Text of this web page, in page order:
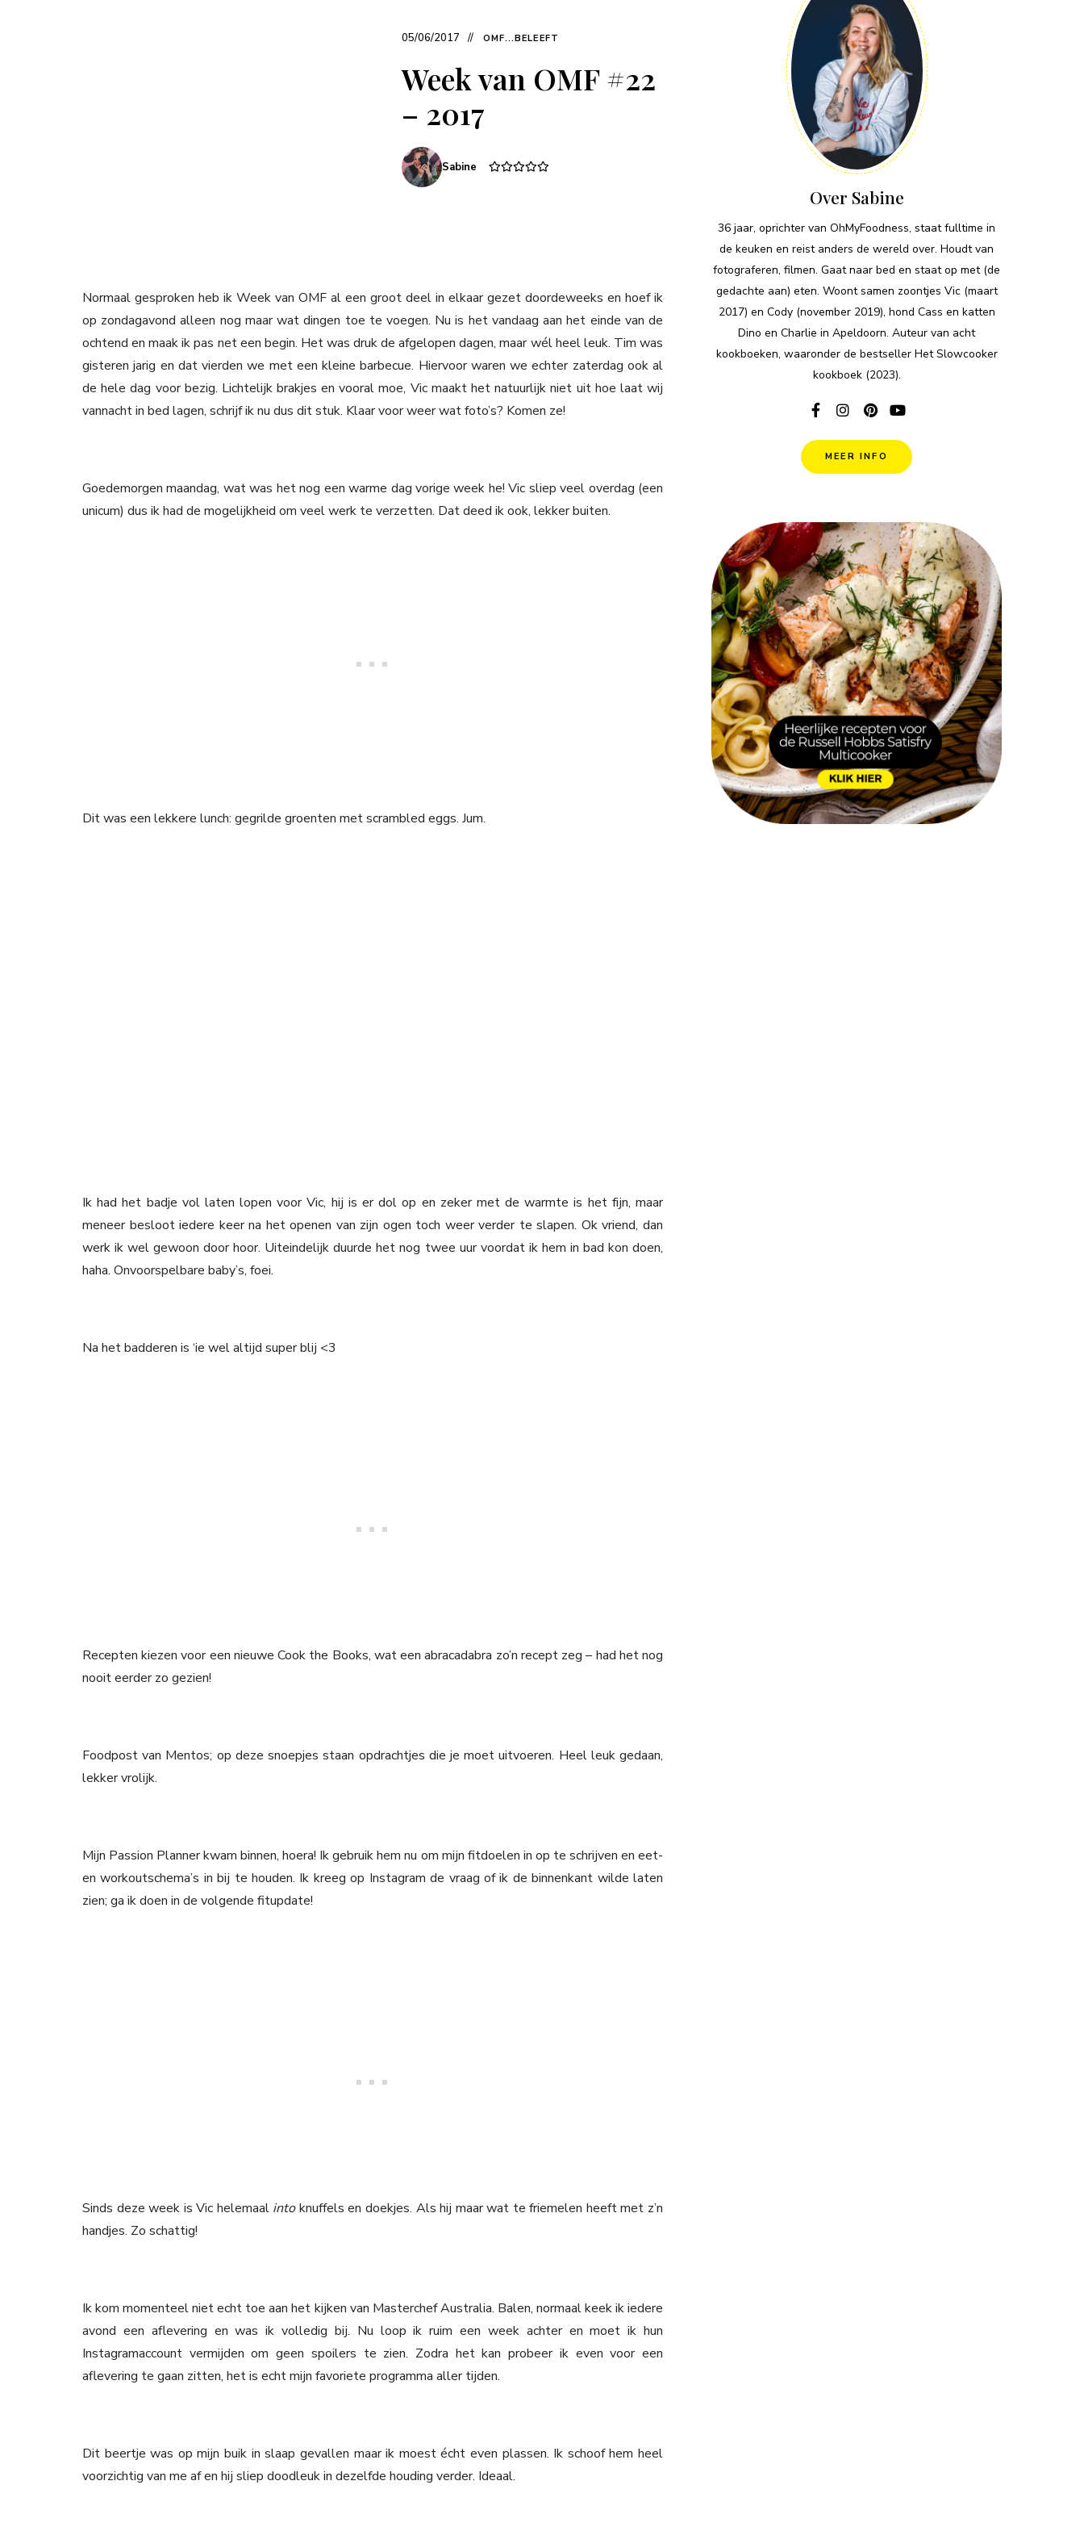
05/06/2017 OMF...BELEEFT
Week van OMF #22
– 2017
Sabine
Normaal gesproken heb ik Week van OMF al een groot deel in elkaar gezet doordeweeks en hoef ik
op zondagavond alleen nog maar wat dingen toe te voegen. Nu is het vandaag aan het einde van de
ochtend en maak ik pas net een begin. Het was druk de afgelopen dagen, maar wél heel leuk. Tim was
gisteren jarig en dat vierden we met een kleine barbecue. Hiervoor waren we echter zaterdag ook al
de hele dag voor bezig. Lichtelijk brakjes en vooral moe, Vic maakt het natuurlijk niet uit hoe laat wij
vannacht in bed lagen, schrijf ik nu dus dit stuk. Klaar voor weer wat foto’s? Komen ze!
Goedemorgen maandag, wat was het nog een warme dag vorige week he! Vic sliep veel overdag (een
unicum) dus ik had de mogelijkheid om veel werk te verzetten. Dat deed ik ook, lekker buiten.
Dit was een lekkere lunch: gegrilde groenten met scrambled eggs. Jum.
Ik had het badje vol laten lopen voor Vic, hij is er dol op en zeker met de warmte is het fijn, maar
meneer besloot iedere keer na het openen van zijn ogen toch weer verder te slapen. Ok vriend, dan
werk ik wel gewoon door hoor. Uiteindelijk duurde het nog twee uur voordat ik hem in bad kon doen,
haha. Onvoorspelbare baby’s, foei.
Na het badderen is ‘ie wel altijd super blij <3
Recepten kiezen voor een nieuwe Cook the Books, wat een abracadabra zo’n recept zeg – had het nog
nooit eerder zo gezien!
Foodpost van Mentos; op deze snoepjes staan opdrachtjes die je moet uitvoeren. Heel leuk gedaan,
lekker vrolijk.
Mijn Passion Planner kwam binnen, hoera! Ik gebruik hem nu om mijn fitdoelen in op te schrijven en eet-
en workoutschema’s in bij te houden. Ik kreeg op Instagram de vraag of ik de binnenkant wilde laten
zien; ga ik doen in de volgende fitupdate!
Sinds deze week is Vic helemaal intoknuffels en doekjes. Als hij maar wat te friemelen heeft met z’n
handjes. Zo schattig!
Ik kom momenteel niet echt toe aan het kijken van Masterchef Australia. Balen, normaal keek ik iedere
avond een aflevering en was ik volledig bij. Nu loop ik ruim een week achter en moet ik hun
Instagramaccount vermijden om geen spoilers te zien. Zodra het kan probeer ik even voor een
aflevering te gaan zitten, het is echt mijn favoriete programma aller tijden.
Dit beertje was op mijn buik in slaap gevallen maar ik moest écht even plassen. Ik schoof hem heel
voorzichtig van me af en hij sliep doodleuk in dezelfde houding verder. Ideaal.
Over Sabine
36 jaar, oprichter van OhMyFoodness, staat fulltime in
de keuken en reist anders de wereld over. Houdt van
fotograferen, filmen. Gaat naar bed en staat op met (de
gedachte aan) eten. Woont samen zoontjes Vic (maart
2017) en Cody (november 2019), hond Cass en katten
Dino en Charlie in Apeldoorn. Auteur van acht
kookboeken, waaronder de bestseller Het Slowcooker
kookboek (2023).
MEER INFO